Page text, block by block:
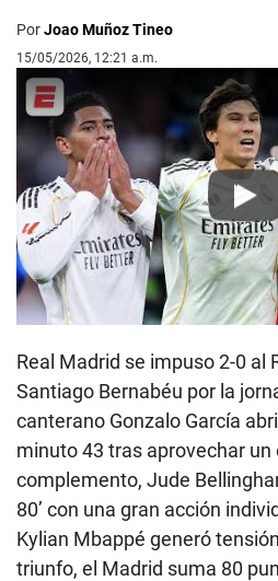
PorJoao Muñoz Tineo
15/05/2026, 12:21 a.m.
Play
Real Madrid se impuso 2-0 al
Santiago Bernabéu por la
canterano Gonzalo García
minuto 43 tras aprovechar un
complemento, Jude
80’ con una gran acción
Kylian Mbappé generó
triunfo, el Madrid suma 80